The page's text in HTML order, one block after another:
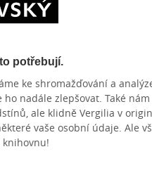
KNIHY
z 5 Nic moc
potřebují.
ke shromažďování a
nadále zlepšovat. Také nám
ale klidně Vergilia v
vaše osobní údaje. Ale
knihovnu!